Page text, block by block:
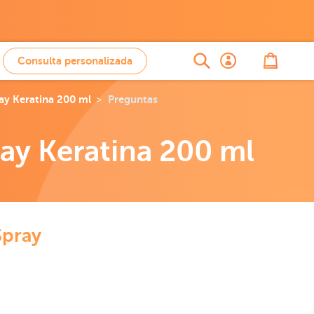
Consulta personalizada
Keratina 200 ml Preguntas
Keratina 200 ml